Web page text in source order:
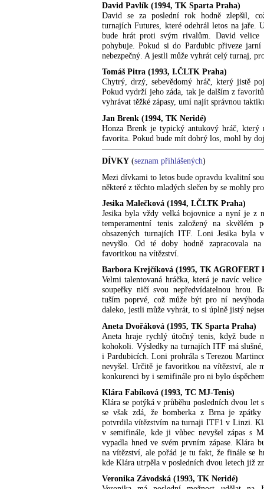
David Pavlík (1994, TK Sparta Praha)
David se za poslední rok hodně zlepšil,
turnajích Futures, které odehrál letos na jaře.
bude hrát proti svým rivalům. David velice
pohybuje. Pokud si do Pardubic přiveze
nebezpečný. A jestli může vyhrát celý turnaj,
Tomáš Pitra (1993, I.ČLTK Praha)
Chytrý, drzý, sebevědomý hráč, který jistě
Pokud vydrží jeho záda, tak je dalším z
vyhrávat těžké zápasy, umí najít správnou
Jan Brenk (1994, TK Neridé)
Honza Brenk je typický antukový hráč, který
favorita. Pokud bude mít dobrý los, mohl by
DÍVKY (seznam přihlášených)
Mezi dívkami to letos bude opravdu kvalitní
některé z těchto mladých slečen by se mohly
Jesika Malečková (1994, I.ČLTK Praha)
Jesika byla vždy velká bojovnice a nyní je z
temperamentní tenis založený na
obsazených turnajích ITF. Loni Jesika byla
nevyšlo. Od té doby hodně zapracovala
favoritkou na vítězství.
Barbora Krejčíková (1995, TK AGROFERT
Velmi talentovaná hráčka, která je navíc
soupeřky ničí svou nepředvídatelnou hrou.
tuším poprvé, což může být pro ní
daleko, jestli může vyhrát, to si úplně jistý
Aneta Dvořáková (1995, TK Sparta Praha)
Aneta hraje rychlý útočný tenis, když bude
kohokoli. Výsledky na turnajích ITF má
i Pardubicích. Loni prohrála s Terezou
nevyšel. Určitě je favoritkou na vítězství, ale
konkurenci by i semifinále pro ni bylo
Klára Fabíková (1993, TC MJ-Tenis)
Klára se potýká v průběhu posledních dvou let
se však zdá, že bomberka z Brna je
potvrdila vítězstvím na turnaji ITF1 v Linzi.
v semifinále, kde ji vůbec nevyšel zápas s
vypadla hned ve svém prvním zápase. Klára
na vítězství, ale pořád je tu fakt, že finále se
kde Klára utrpěla v posledních dvou letech již
Veronika Závodská (1993, TK Neridé)